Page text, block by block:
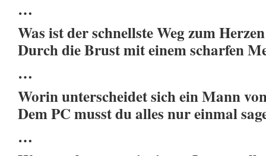
…
Was ist der schnellste Weg zum
Durch die Brust mit einem scharfen
…
Worin unterscheidet sich ein Mann
Dem PC musst du alles nur einmal
…